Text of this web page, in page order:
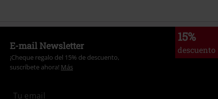
15%
descuento
E-mail Newsletter
¡Cheque regalo del 15% de descuento,
suscríbete ahora! Más